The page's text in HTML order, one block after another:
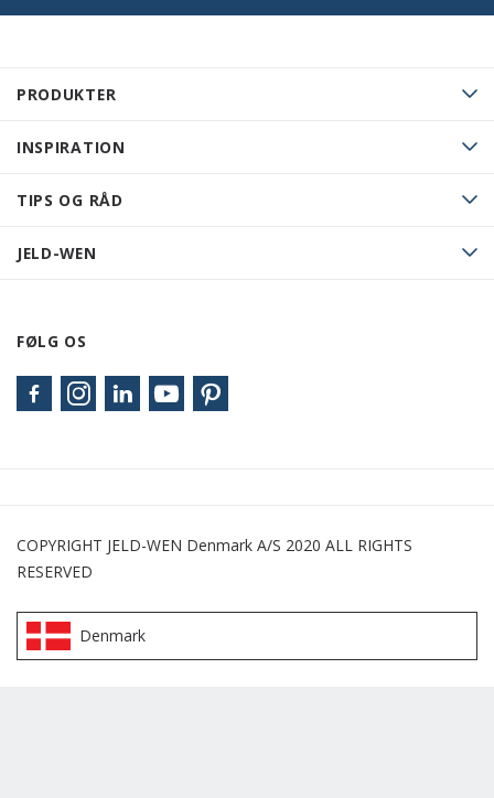
PRODUKTER
INSPIRATION
TIPS OG RÅD
JELD-WEN
FØLG OS
COPYRIGHT JELD-WEN Denmark A/S 2020 ALL RIGHTS
RESERVED
Denmark